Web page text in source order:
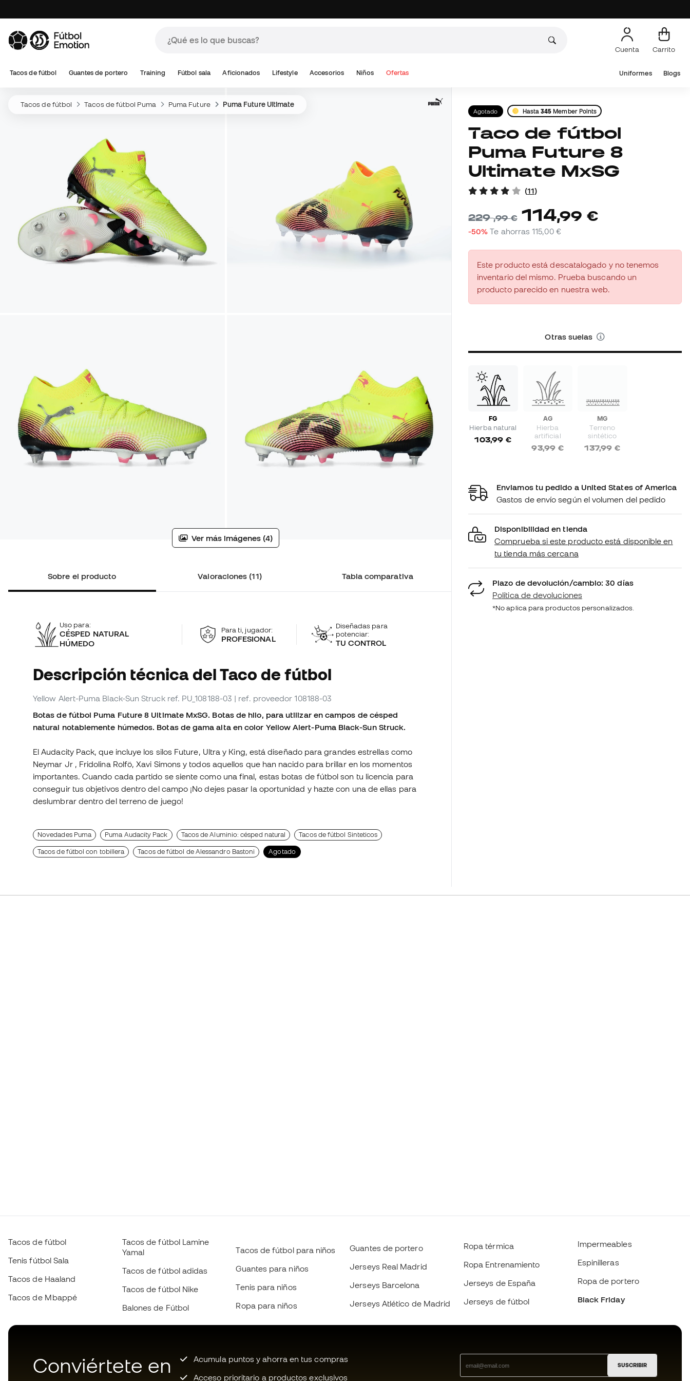
Cuenta Carrito
Tacos de fútbol Guantes de portero Training Fútbol sala Aficionados Lifestyle Accesorios Niños Ofertas Uniformes Blogs
Tacos de fútbol Tacos de fútbol Puma Puma Future Puma Future Ultimate
Ver más imágenes (4)
Sobre el producto Valoraciones (11) Tabla comparativa
Uso para:
CÉSPED NATURAL
HÚMEDO
Para ti, jugador:
PROFESIONAL
Diseñadas para
potenciar:
TU CONTROL
Descripción técnica del Taco de fútbol
Yellow Alert-Puma Black-Sun Struck ref. PU_108188-03 | ref. proveedor 108188-03
Botas de fútbol Puma Future 8 Ultimate MxSG. Botas de hilo, para utilizar en campos de césped
natural notablemente húmedos. Botas de gama alta en color Yellow Alert-Puma Black-Sun Struck.
El Audacity Pack, que incluye los silos Future, Ultra y King, está diseñado para grandes estrellas como
Neymar Jr , Fridolina Rolfö, Xavi Simons y todos aquellos que han nacido para brillar en los momentos
importantes. Cuando cada partido se siente como una final, estas botas de fútbol son tu licencia para
conseguir tus objetivos dentro del campo ¡No dejes pasar la oportunidad y hazte con una de ellas para
deslumbrar dentro del terreno de juego!
Novedades Puma Puma Audacity Pack Tacos de Aluminio: césped natural Tacos de fútbol Sinteticos
Tacos de fútbol con tobillera Tacos de fútbol de Alessandro Bastoni Agotado
Agotado Hasta345 Member Points
Taco de fútbol
Puma Future 8
Ultimate MxSG
(11)
229,99 € 114,99 €
-50% Te ahorras115,00 €
Este producto está descatalogado y no tenemos
inventario del mismo. Prueba buscando un
producto parecido en nuestra web.
Otras suelas
FG
Hierba natural
103,99 €
AG
Hierba
artificial
93,99 €
MG
Terreno
sintético
137,99 €
Enviamos tu pedido a United States of America
Gastos de envío según el volumen del pedido
Disponibilidad en tienda
Comprueba si este producto está disponible en
tu tienda más cercana
Plazo de devolución/cambio: 30 días
Política de devoluciones
*No aplica para productos personalizados.
Tacos de fútbol
Tenis fútbol Sala
Tacos de Haaland
Tacos de Mbappé
Tacos de fútbol Lamine
Yamal
Tacos de fútbol adidas
Tacos de fútbol Nike
Balones de Fútbol
Tacos de fútbol para niños
Guantes para niños
Tenis para niños
Ropa para niños
Guantes de portero
Jerseys Real Madrid
Jerseys Barcelona
Jerseys Atlético de Madrid
Ropa térmica
Ropa Entrenamiento
Jerseys de España
Jerseys de fútbol
Impermeables
Espinilleras
Ropa de portero
Black Friday
Conviértete en
Acumula puntos y ahorra en tus compras
Acceso prioritario a productos exclusivos
SUSCRIBIR